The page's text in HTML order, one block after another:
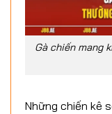
Gà chiến mang
Những chiến kê